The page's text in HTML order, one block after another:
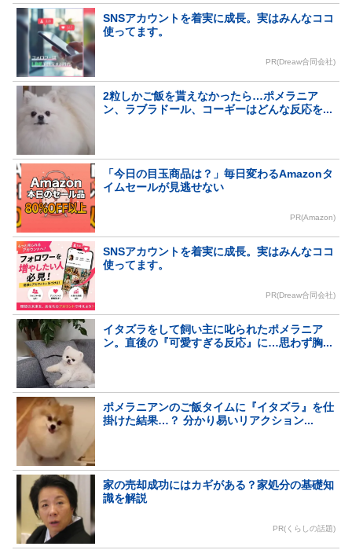
SNSアカウントを着実に成長。実はみんなココ
使ってます。
PR(Dreaw合同会社)
2粒しかご飯を貰えなかったら…ポメラニア
ン、ラブラドール、コーギーはどんな反応を...
「今日の目玉商品は？」毎日変わるAmazonタ
イムセールが見逃せない
PR(Amazon)
SNSアカウントを着実に成長。実はみんなココ
使ってます。
PR(Dreaw合同会社)
イタズラをして飼い主に叱られたポメラニア
ン。直後の『可愛すぎる反応』に…思わず胸...
ポメラニアンのご飯タイムに『イタズラ』を仕
掛けた結果…？ 分かり易いリアクション...
家の売却成功にはカギがある？家処分の基礎知
識を解説
PR(くらしの話題)